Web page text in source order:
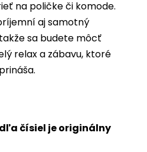
na poličke či komode.
aj samotný
sa budete môcť
relax a zábavu, ktoré
čísiel je originálny